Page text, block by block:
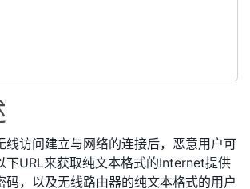
线访问建立与网络的连接后，恶意用户可
下URL来获取纯文本格式的Internet提供
码，以及无线路由器的纯文本格式的用户